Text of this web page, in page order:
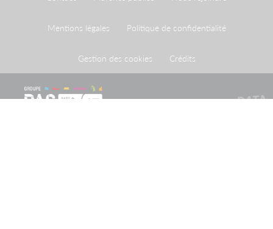
Mentions légales Politique de confidentialité
Gestion des cookies Crédits